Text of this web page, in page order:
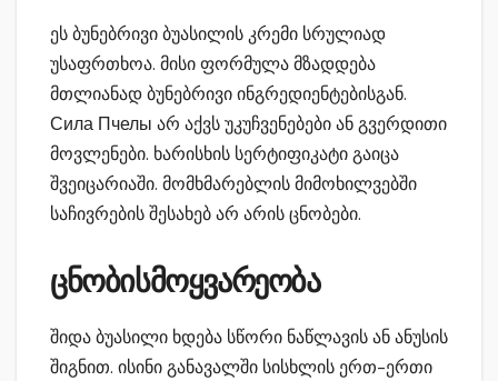
ეს ბუნებრივი ბუასილის კრემი სრულიად
უსაფრთხოა. მისი ფორმულა მზადდება
მთლიანად ბუნებრივი ინგრედიენტებისგან.
Сила Пчелы არ აქვს უკუჩვენებები ან გვერდითი
მოვლენები. ხარისხის სერტიფიკატი გაიცა
შვეიცარიაში. მომხმარებლის მიმოხილვებში
საჩივრების შესახებ არ არის ცნობები.
ცნობისმოყვარეობა
შიდა ბუასილი ხდება სწორი ნაწლავის ან ანუსის
შიგნით. ისინი განავალში სისხლის ერთ-ერთი